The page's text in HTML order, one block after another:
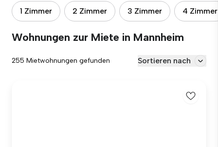
1 Zimmer 2 Zimmer 3 Zimmer 4 Zimmer
Wohnungen zur Miete in Mannheim
255 Mietwohnungen gefunden Sortieren nach